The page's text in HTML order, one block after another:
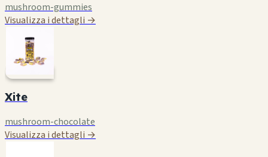
mushroom-gummies
Visualizza i dettagli →
Xite
mushroom-chocolate
Visualizza i dettagli →